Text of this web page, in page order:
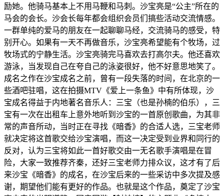
励她。他骑马基本上不用马鞭和马刺。沙宝亮是“公主”所在的
马会的会长。沙会长每年都会组织会员们搞些活动交流情感。
一群单纯的爱马的朋友在一起聊聊马经，交流骑马的感受，特
别开心。如果有一天不再做音乐，沙宝亮希望能有个牧场，过
牧场式的宁静生活。沙宝亮骑完马喜欢去打高尔夫。他还喜欢
游泳，当发现自己在夸自己的泳姿很好，他不好意思地笑了。
成名之作在沙宝成名之前，曾有一段失落的时间，在北京的一
些酒吧驻唱，这在拍摄MTV《爱上一条鱼》中有所体现，沙
宝成名得益于内地著名音乐人：三宝（也是孙楠的伯乐），三
宝有一次在出租车上意外地听到沙宝的一首原创歌曲，为其非
常的声音所动，当时正在寻找《暗香》的合适人选，三宝老师
就决定将这首歌交给沙宝演唱，而这一决定受到业界和同行的
反对，认为三宝将如此一首好歌交由一无名歌手演唱是在冒
险，大家一致推荐齐秦，还好三宝老师力排众议，这才有了后
来沙宝《暗香》的成名，在沙宝后来的一些采访中多次提及感
谢，期望他们能有更好的作品。也就是这个作品，奠定了沙宝